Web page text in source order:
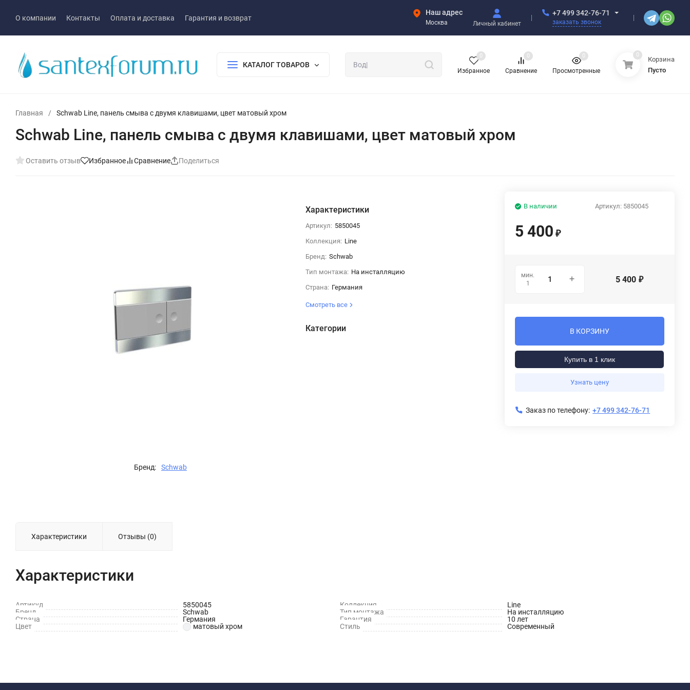
О компании Контакты Оплата и доставка Гарантия и возврат
Наш адрес
Москва Личный кабинет
+7 499 342-76-71
заказать звонок
КАТАЛОГ ТОВАРОВ
Избранное
0
Сравнение
0
Просмотренные
0 0
Корзина
Пусто
Главная / Schwab Line, панель смыва с двумя клавишами, цвет матовый хром
Schwab Line, панель смыва с двумя клавишами, цвет матовый хром
Оставить отзыв Избранное Сравнение Поделиться
Бренд: Schwab
Характеристики
Артикул: 5850045
Коллекция: Line
Бренд: Schwab
Тип монтажа: На инсталляцию
Страна: Германия
Смотреть все
Категории
Артикул: 5850045
В наличии
5 400 ₽
мин.
1
5 400 ₽
В КОРЗИНУ
Купить в 1 клик
Узнать цену
Заказ по телефону: +7 499 342-76-71
Характеристики Отзывы (0)
Характеристики
Артикул 5850045 Коллекция
Line
Бренд
Schwab Тип монтажа
На инсталляцию
Страна
Германия Гарантия
10 лет
Цвет
матовый хром Стиль Современный